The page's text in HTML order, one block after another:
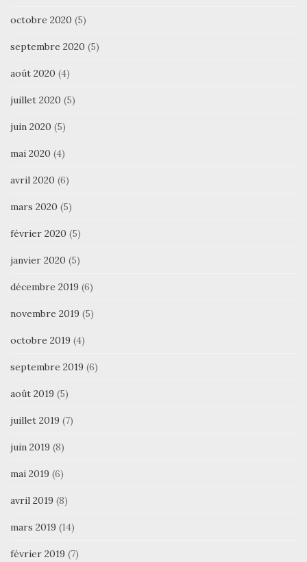
octobre 2020 (5)
septembre 2020 (5)
août 2020 (4)
juillet 2020 (5)
juin 2020 (5)
mai 2020 (4)
avril 2020 (6)
mars 2020 (5)
février 2020 (5)
janvier 2020 (5)
décembre 2019 (6)
novembre 2019 (5)
octobre 2019 (4)
septembre 2019 (6)
août 2019 (5)
juillet 2019 (7)
juin 2019 (8)
mai 2019 (6)
avril 2019 (8)
mars 2019 (14)
février 2019 (7)